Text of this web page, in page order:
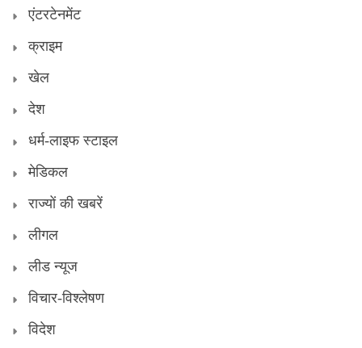
एंटरटेनमेंट
क्राइम
खेल
देश
धर्म-लाइफ स्टाइल
मेडिकल
राज्यों की खबरें
लीगल
लीड न्यूज
विचार-विश्लेषण
विदेश